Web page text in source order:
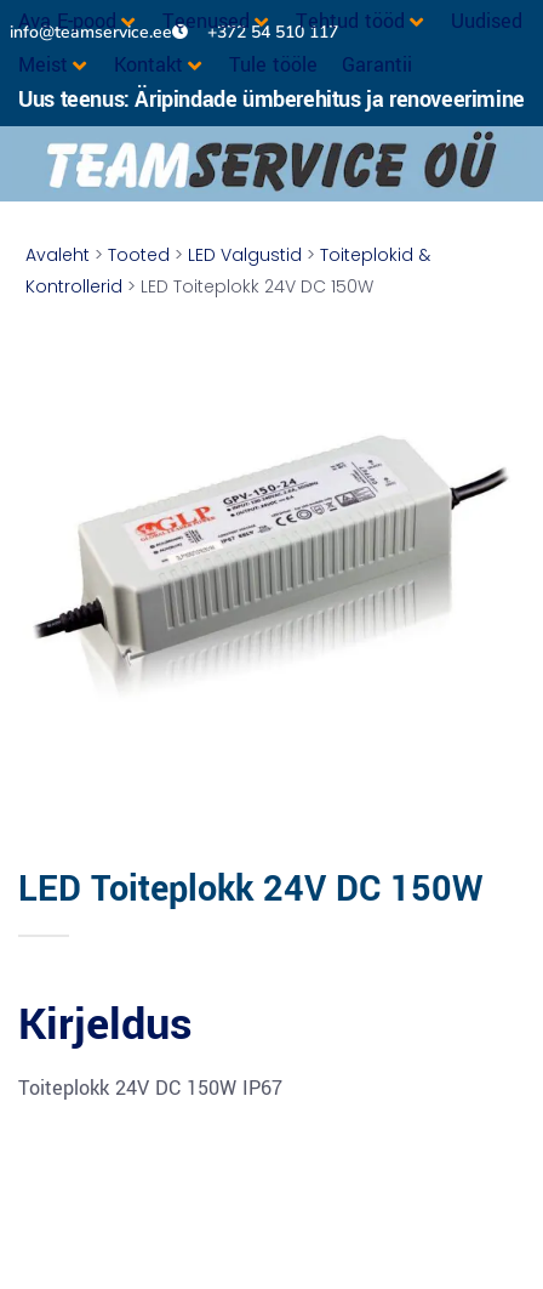
info@teamservice.ee +372 54 510 117
Ava E-pood Teenused Tehtud tööd
Uudised
Meist
Kontakt Tule tööle Garantii
Uus teenus: Äripindade ümberehitus ja renoveerimine
Avaleht > Tooted > LED Valgustid > Toiteplokid &
Kontrollerid > LED Toiteplokk 24V DC 150W
LED Toiteplokk 24V DC 150W
Kirjeldus
Toiteplokk 24V DC 150W IP67